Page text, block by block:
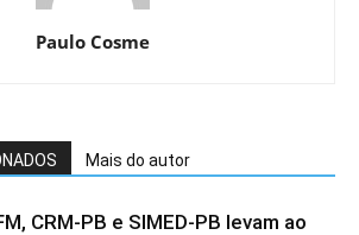
Paulo Cosme
Mais do autor
CRM-PB e SIMED-PB levam ao